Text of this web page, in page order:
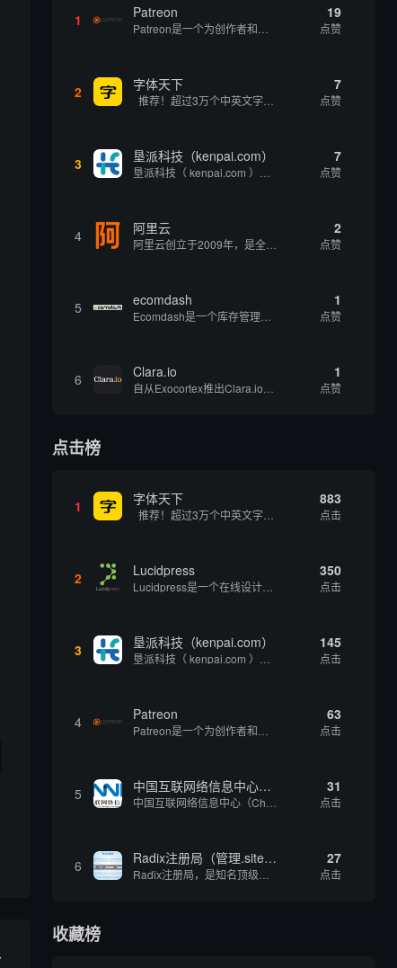
1 Patreon 19
点赞
2 字体天下 7
点赞
3 垦派科技（kenpai.com） 7
点赞
4 阿里云 2
点赞
5 ecomdash 1
点赞
6 Clara.io 1
点赞
点击榜
1 字体天下 883
点击
2 Lucidpress 350
点击
3 垦派科技（kenpai.com） 145
点击
4 Patreon 63
点击
5 中国互联网络信息中心（CNNIC） 31
点击
6 Radix注册局（管理.site、.online等顶级域名） 27
点击
收藏榜